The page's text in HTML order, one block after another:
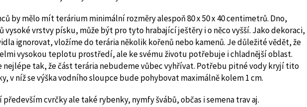
by mělo mít terárium minimální rozměry alespoň 80 x 50 x 40 centimetrů. Dno,
vysoké vrstvy písku, může být pro tyto hrabající ještěry i o něco vyšší. Jako dekoraci,
ignorovat, vložíme do terária několik kořenů nebo kamenů. Je důležité vědět, že
vysokou teplotu prostředí, ale ke svému životu potřebuje i chladnější oblast.
nejlépe tak, že část terária nebudeme vůbec vyhřívat. Potřebu pitné vody kryjí tito
v níž se výška vodního sloupce bude pohybovat maximálně kolem 1 cm.
cvrčky ale také rybenky, nymfy švábů, občas i semena trav aj.